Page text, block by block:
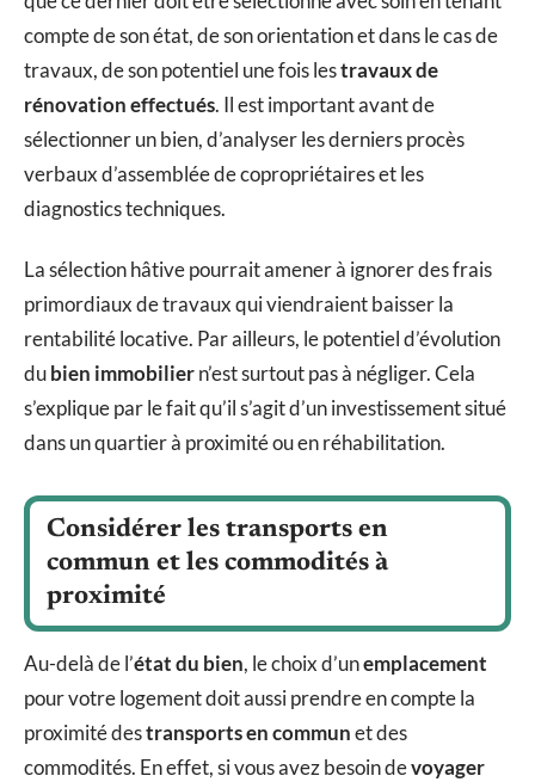
compte de son état, de son orientation et dans le cas de
travaux, de son potentiel une fois lestravaux de
rénovation effectués. Il est important avant de
sélectionner un bien, d’analyser les derniers procès
verbaux d’assemblée de copropriétaires et les
diagnostics techniques.
La sélection hâtive pourrait amener à ignorer des frais
primordiaux de travaux qui viendraient baisser la
rentabilité locative. Par ailleurs, le potentiel d’évolution
dubien immobiliern’est surtout pas à négliger. Cela
s’explique par le fait qu’il s’agit d’un investissement situé
dans un quartier à proximité ou en réhabilitation.
Considérer les transports en
commun et les commodités à
proximité
Au-delà de l’état du bien, le choix d’unemplacement
pour votre logement doit aussi prendre en compte la
proximité destransports en communet des
commodités. En effet, si vous avez besoin devoyager